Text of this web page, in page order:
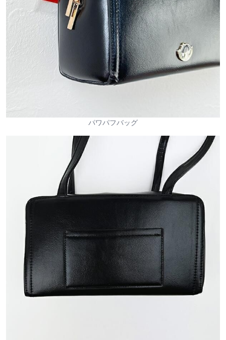
パワパフバッグ